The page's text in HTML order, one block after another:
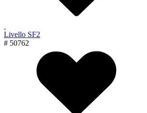
Livello SF2
# 50762